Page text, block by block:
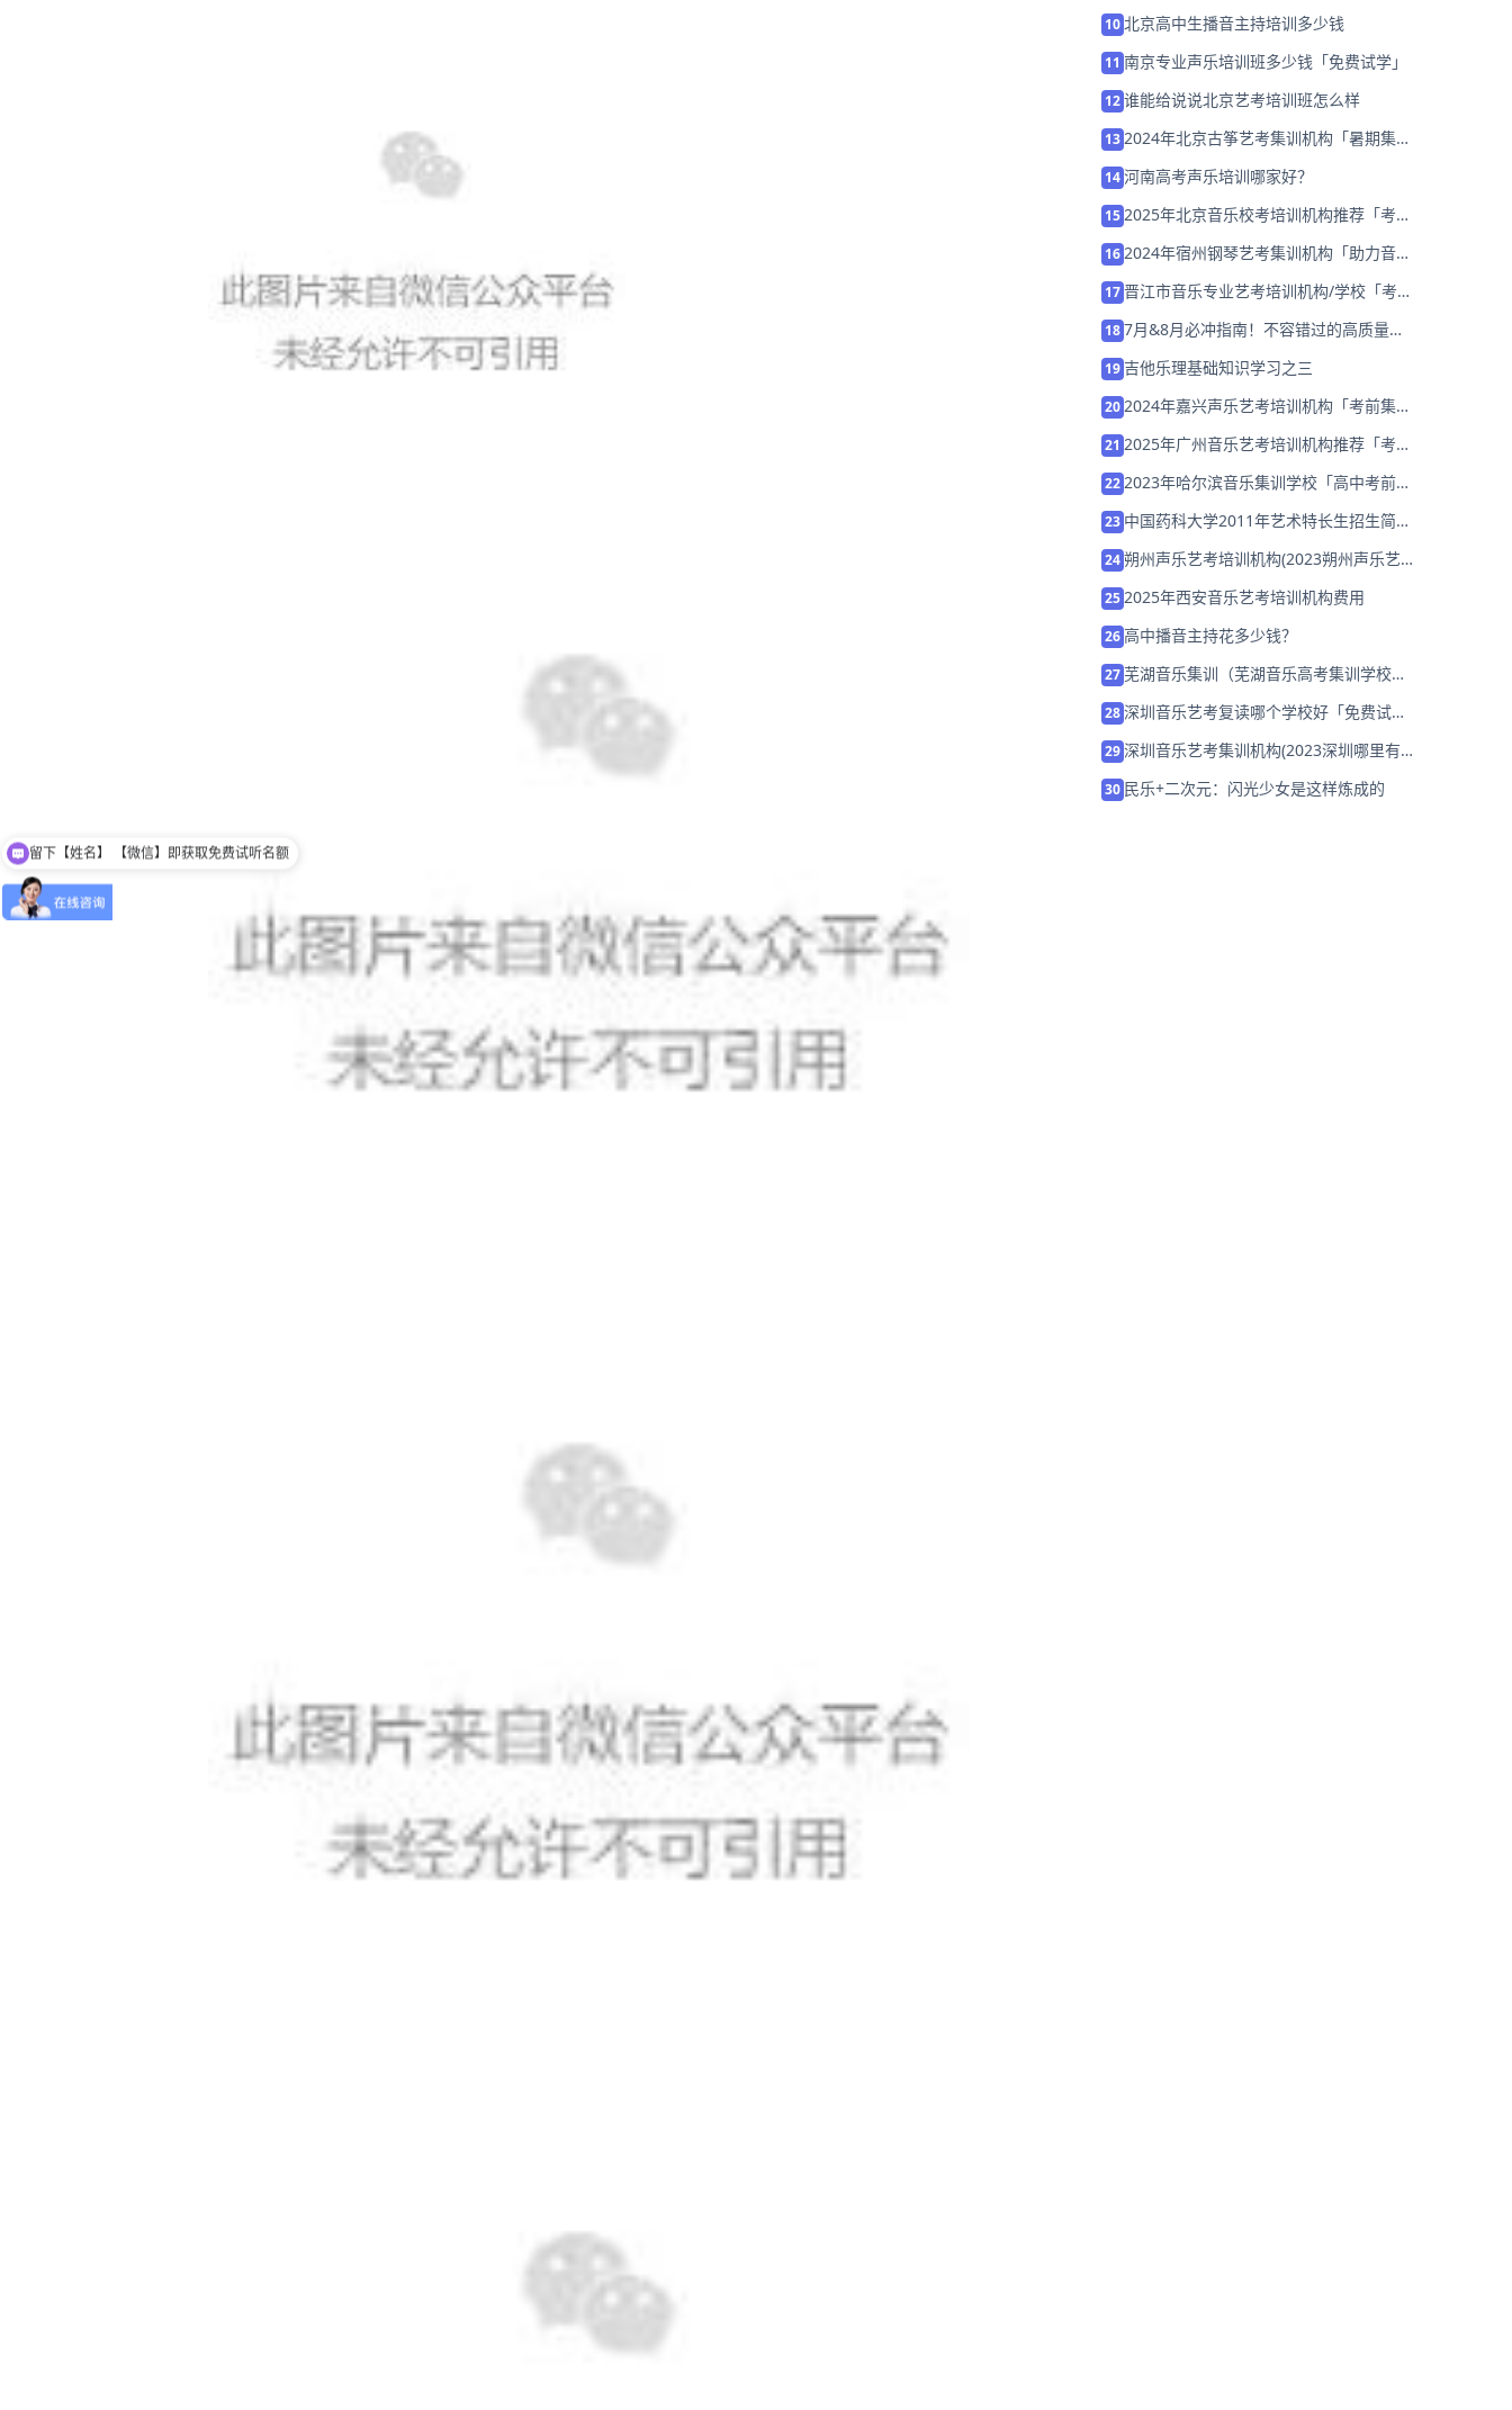
10北京高中生播音主持培训多少钱
11 南京专业声乐培训班多少钱「免费试学」
12谁能给说说北京艺考培训班怎么样
132024年北京古筝艺考集训机构「暑期集训
14河南高考声乐培训哪家好？
152025年北京音乐校考培训机构推荐「考前
162024年宿州钢琴艺考集训机构「助力音乐
17晋江市音乐专业艺考培训机构/学校「考前
187月&8月必冲指南！不容错过的高质量盛
19 吉他乐理基础知识学习之三
202024年嘉兴声乐艺考培训机构「考前集训
21 2025年广州音乐艺考培训机构推荐「考前
222023年哈尔滨音乐集训学校「高中考前集
23 中国药科大学2011年艺术特长生招生简章
24朔州声乐艺考培训机构(2023朔州声乐艺
252025年西安音乐艺考培训机构费用
26高中播音主持花多少钱？
27芜湖音乐集训（芜湖音乐高考集训学校哪
28深圳音乐艺考复读哪个学校好「免费试
29深圳音乐艺考集训机构(2023深圳哪里有
30 民乐+二次元：闪光少女是这样炼成的
可以介绍下班型吗？